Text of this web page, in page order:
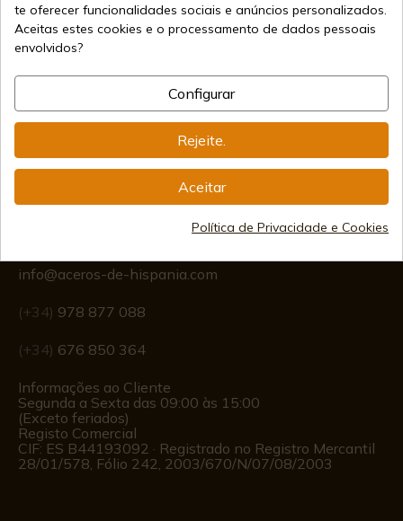
Métodos de Pagamento
Seguros
Frete Internacional
info@aceros-de-hispania.com
(+34) 978 877 088
(+34) 676 850 364
Informações ao Cliente
Segunda a Sexta das 09:00 às 15:00
(Exceto feriados)
Registo Comercial
CIF: ES B44193092 · Registrado no Registro Mercantil
28/01/578, Fólio 242, 2003/670/N/07/08/2003
te oferecer funcionalidades sociais e anúncios personalizados.
Aceitas estes cookies e o processamento de dados pessoais
envolvidos?
Configurar
Rejeite.
Aceitar
Política de Privacidade e Cookies